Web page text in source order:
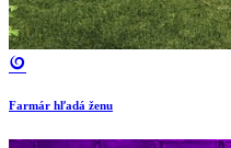
Farmár hľadá ženu